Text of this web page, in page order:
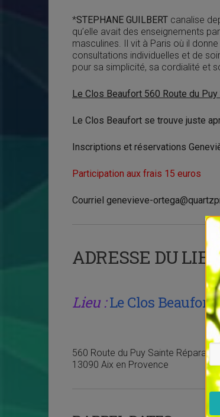
*STEPHANE GUILBERT canalise
qu’elle avait des enseignements
masculines. Il vit à Paris où il
consultations individuelles et de
pour sa simplicité, sa cordialité et
Le Clos Beaufort 560 Route du
Le Clos Beaufort se trouve juste
Inscriptions et réservations
Participation aux frais 15 euros
Courriel genevieve-
ADRESSE DU
Lieu :Le Clos Beaufort
560 Route du Puy Sainte Réparade
13090 Aix en Provence